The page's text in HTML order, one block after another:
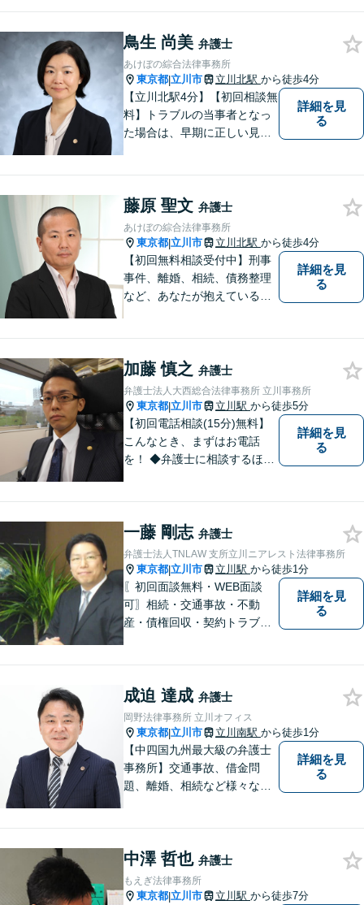
鳥生 尚美 弁護士
あけぼの綜合法律事務所
東京都|立川市 立川北駅 から徒歩4分
【立川北駅4分】【初回相談無
料】トラブルの当事者となっ
た場合は、早期に正しい見通
要な準備です。お困りの方は
ぜひご相談ください。
詳細を見
る
藤原 聖文 弁護士
あけぼの綜合法律事務所
東京都|立川市 立川北駅 から徒歩4分
【初回無料相談受付中】刑事
事件、離婚、相続、債務整理
など、あなたが抱えている問
詳細を見
る
加藤 慎之 弁護士
弁護士法人大西総合法律事務所 立川事務所
東京都|立川市 立川駅 から徒歩5分
【初回電話相談(15分)無料】
こんなとき、まずはお電話
を！ ◆弁護士に相談するほど
法を指南します。） ◆弁護士
に依頼したら、費用はいくら
かかるのか。
詳細を見
る
一藤 剛志 弁護士
弁護士法人TNLAW 支所立川ニアレスト法律事務所
東京都|立川市 立川駅 から徒歩1分
〖初回面談無料・WEB面談
可〗相続・交通事故・不動
産・債権回収・契約トラブル
詳細を見
る
成迫 達成 弁護士
岡野法律事務所 立川オフィス
東京都|立川市 立川南駅 から徒歩1分
【中四国九州最大級の弁護士
事務所】交通事故、借金問
題、離婚、相続など様々な問
い！
詳細を見
る
中澤 哲也 弁護士
もえぎ法律事務所
東京都|立川市 立川駅 から徒歩7分